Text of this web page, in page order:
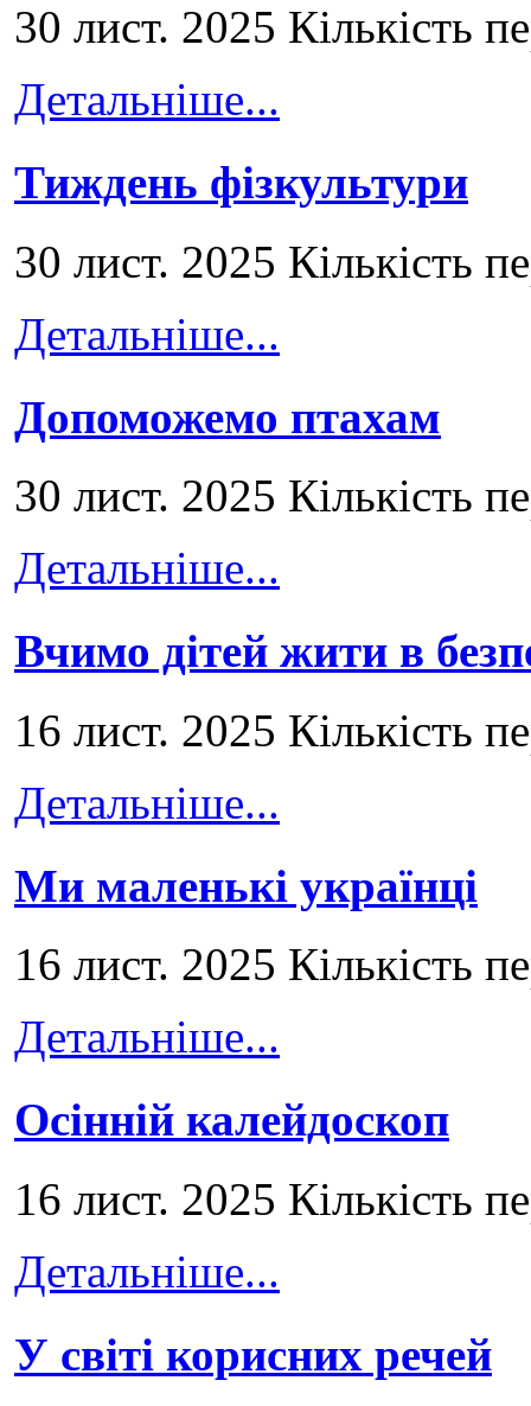
30 лист. 2025 Кількість
Детальніше...
Тиждень фізкультури
30 лист. 2025 Кількість
Детальніше...
Допоможемо птахам
30 лист. 2025 Кількість
Детальніше...
Вчимо дітей жити в
16 лист. 2025 Кількість
Детальніше...
Ми маленькі українці
16 лист. 2025 Кількість
Детальніше...
Осінній калейдоскоп
16 лист. 2025 Кількість
Детальніше...
У світі корисних речей